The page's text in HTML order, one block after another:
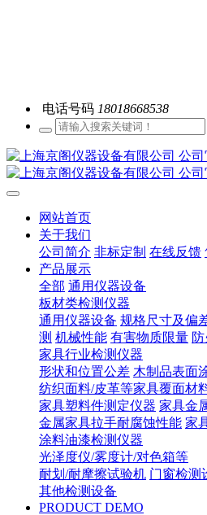
电话号码 18018668538
网站首页
关于我们
公司简介 非标定制 在线反馈
产品展示
全部 通用仪器设备
板材类检测仪器
通用仪器设备 规格尺寸及偏
测 机械性能 有害物质限量
家具行业检测仪器
形状和位置公差 木制品表面
纺织面料/皮革等家具覆面材
家具塑料件测定仪器 家具金
金属家具拉手耐腐蚀性能 家
涂料油漆检测仪器
光泽度仪/雾度计/对色箱等
耐划/耐摩擦试验机 门窗检测
其他检测设备
PRODUCT DEMO